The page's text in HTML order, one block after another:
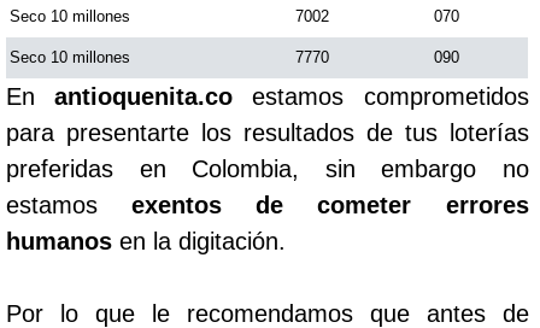
Seco 10 millones 7002 070
Seco 10 millones 7770 090
Enantioquenita.co estamos comprometidos
para presentarte los resultados de tus loterías
preferidas en Colombia, sin embargo no
estamosexentos de cometer errores
humanos en la digitación.
Por lo que le recomendamos que antes de